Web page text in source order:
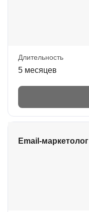
Длительность
5 месяцев
Email-маркетолог